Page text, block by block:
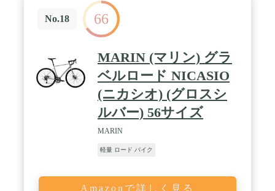
ンドル・サドル・ペダル・前輪（クイックレリーズ
式、工具なしで取付できます）】
No.18 66
MARIN (マリン) グラ
ベルロード NICASIO
(ニカシオ) (グロスシ
ルバー) 56サイズ
MARIN
軽量 ロード バイク
Amazonで詳しく見る